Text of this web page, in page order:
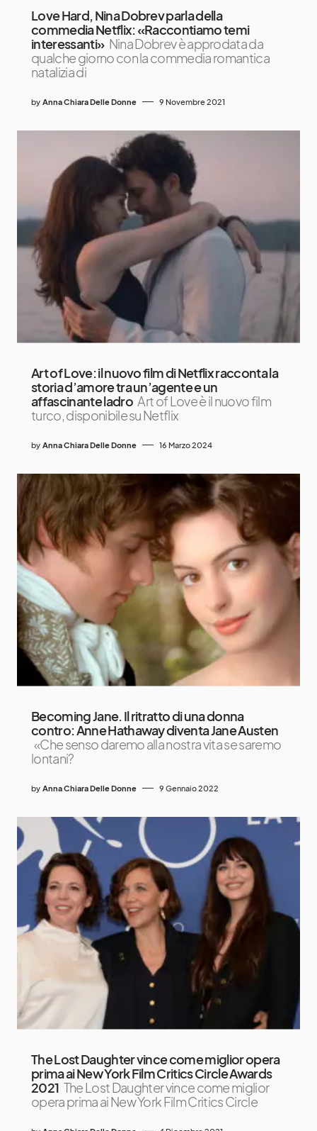
Love Hard, Nina Dobrev parla della
commedia Netflix: «Raccontiamo temi
interessanti» Nina Dobrev è approdata da
qualche giorno con la commedia romantica
natalizia di
by Anna Chiara Delle Donne 9 Novembre 2021
Art of Love: il nuovo film di Netflix racconta la
storia d’amore tra un’agente e un
affascinante ladro Art of Love è il nuovo film
turco, disponibile su Netflix
by Anna Chiara Delle Donne 16 Marzo 2024
Becoming Jane. Il ritratto di una donna
contro: Anne Hathaway diventa Jane Austen
«Che senso daremo alla nostra vita se saremo
lontani?
by Anna Chiara Delle Donne 9 Gennaio 2022
The Lost Daughter vince come miglior opera
prima ai New York Film Critics Circle Awards
2021 The Lost Daughter vince come miglior
opera prima ai New York Film Critics Circle